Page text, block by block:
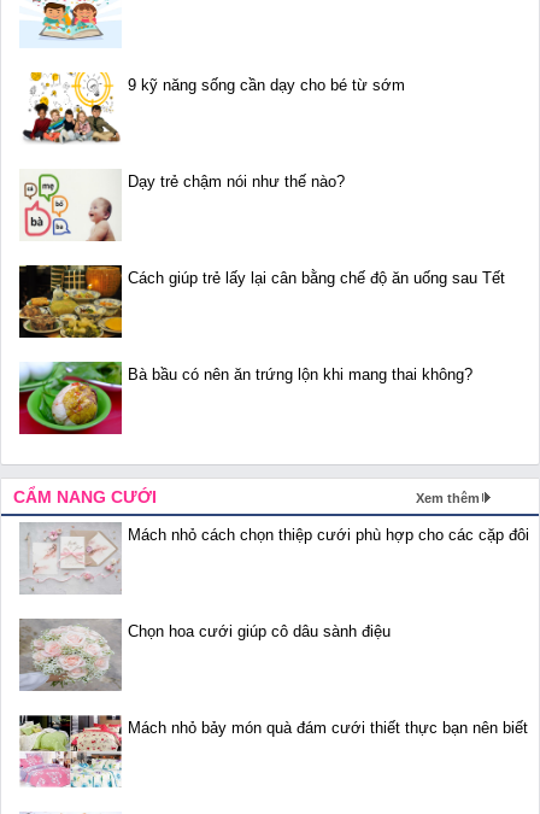
9 kỹ năng sống cần dạy cho bé từ sớm
Dạy trẻ chậm nói như thế nào?
Cách giúp trẻ lấy lại cân bằng chế độ ăn uống sau Tết
Bà bầu có nên ăn trứng lộn khi mang thai không?
CẨM NANG CƯỚI Xem thêm
Mách nhỏ cách chọn thiệp cưới phù hợp cho các cặp đôi
Chọn hoa cưới giúp cô dâu sành điệu
Mách nhỏ bảy món quà đám cưới thiết thực bạn nên biết